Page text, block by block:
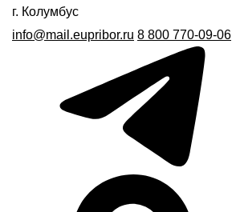
г. Колумбус
info@mail.eupribor.ru 8 800 770-09-06